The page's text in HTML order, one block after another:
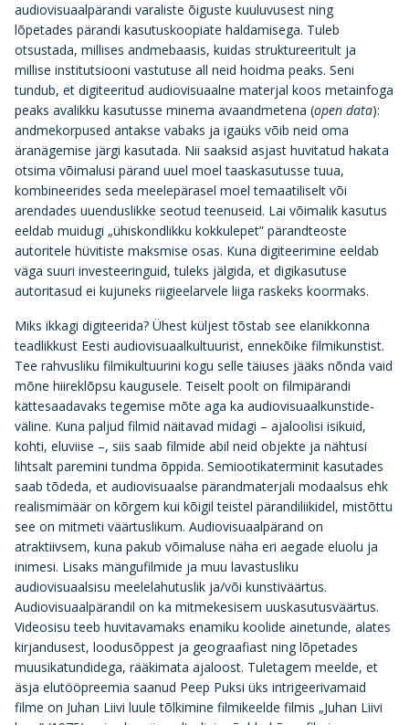
audiovisuaalpärandi varaliste õiguste kuuluvusest ning
lõpetades pärandi kasutuskoopiate haldamisega. Tuleb
otsustada, millises andmebaasis, kuidas struktureeritult ja
millise institutsiooni vastutuse all neid hoidma peaks. Seni
tundub, et digiteeritud audiovisuaalne materjal koos metainfoga
peaks avalikku kasutusse minema avaandmetena (open data):
andmekorpused antakse vabaks ja igaüks võib neid oma
äranägemise järgi kasutada. Nii saaksid asjast huvitatud hakata
otsima võimalusi pärand uuel moel taaskasutusse tuua,
kombineerides seda meelepärasel moel temaatiliselt või
arendades uuenduslikke seotud teenuseid. Lai võimalik kasutus
eeldab muidugi „ühiskondlikku kokkulepet” pärandteoste
autoritele hüvitiste maksmise osas. Kuna digiteerimine eeldab
väga suuri investeeringuid, tuleks jälgida, et digikasutuse
autoritasud ei kujuneks riigieelarvele liiga raskeks koormaks.
Miks ikkagi digiteerida? Ühest küljest tõstab see elanikkonna
teadlikkust Eesti audiovisuaalkultuurist, ennekõike filmikunstist.
Tee rahvusliku filmikultuurini kogu selle täiuses jääks nõnda vaid
mõne hiireklõpsu kaugusele. Teiselt poolt on filmipärandi
kättesaadavaks tegemise mõte aga ka audiovisuaalkunstide-
väline. Kuna paljud filmid näitavad midagi – ajaloolisi isikuid,
kohti, eluviise –, siis saab filmide abil neid objekte ja nähtusi
lihtsalt paremini tundma õppida. Semiootikaterminit kasutades
saab tõdeda, et audiovisuaalse pärandmaterjali modaalsus ehk
realismimäär on kõrgem kui kõigil teistel pärandiliikidel, mistõttu
see on mitmeti väärtuslikum. Audiovisuaalpärand on
atraktiivsem, kuna pakub võimaluse näha eri aegade eluolu ja
inimesi. Lisaks mängufilmide ja muu lavastusliku
audiovisuaalsisu meelelahutuslik ja/või kunstiväärtus.
Audiovisuaalpärandil on ka mitmekesisem uuskasutusväärtus.
Videosisu teeb huvitavamaks enamiku koolide ainetunde, alates
kirjandusest, loodusõppest ja geograafiast ning lõpetades
muusikatundidega, rääkimata ajaloost. Tuletagem meelde, et
äsja elutööpreemia saanud Peep Puksi üks intrigeerivamaid
filme on Juhan Liivi luule tõlkimine filmikeelde filmis „Juhan Liivi